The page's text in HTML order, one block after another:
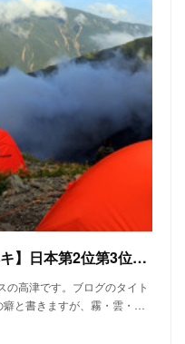
【スタッフ高津のエンカノヘキ】日本第2位第3位の標高を誇る南アルプスの北岳・間ノ岳へテント背負って行ってきました。その2
の高津です。ブログのタイト
癖と書きますが、霧・雲・…